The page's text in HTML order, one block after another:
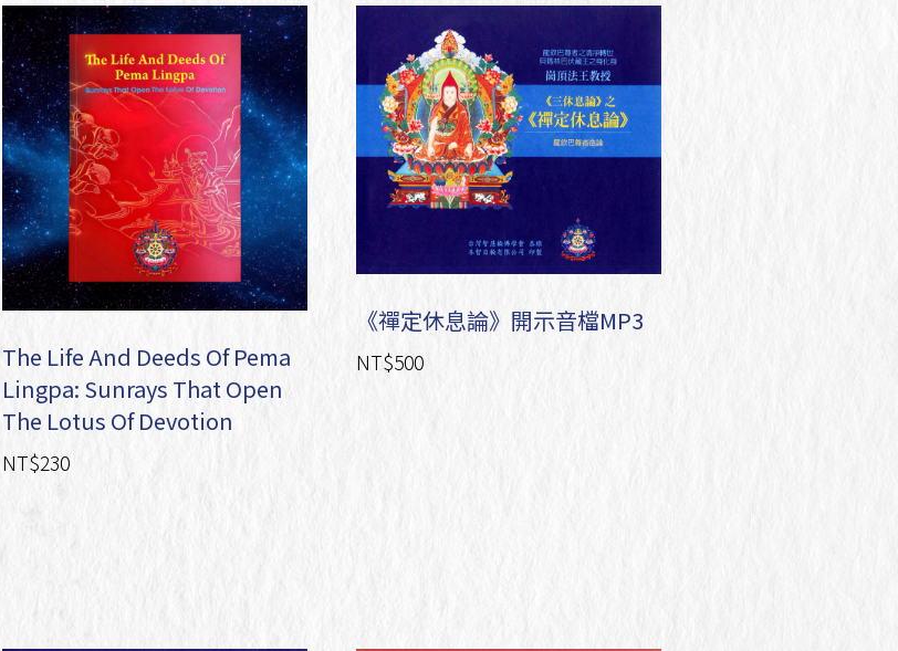
The Life And Deeds Of Pema
Lingpa: Sunrays That Open
The Lotus Of Devotion
NT$230
《禪定休息論》開示音檔MP3
NT$500